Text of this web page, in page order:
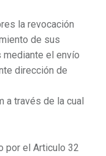
la revocación
de sus
el envío
dirección de
a través de la cual
por el Articulo 32